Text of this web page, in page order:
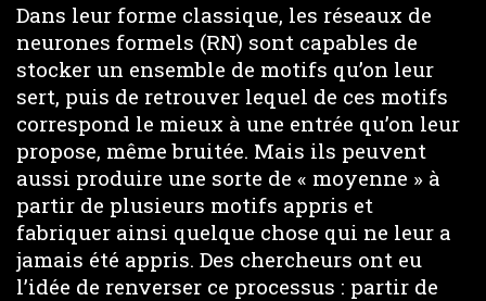
Dans leur forme classique, les réseaux de
neurones formels (RN) sont capables de
stocker un ensemble de motifs qu’on leur
sert, puis de retrouver lequel de ces motifs
correspond le mieux à une entrée qu’on leur
propose, même bruitée. Mais ils peuvent
aussi produire une sorte de « moyenne » à
partir de plusieurs motifs appris et
fabriquer ainsi quelque chose qui ne leur a
jamais été appris. Des chercheurs ont eu
l’idée de renverser ce processus : partir de